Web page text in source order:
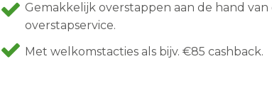
Gemakkelijk overstappen aan de hand van
overstapservice.
Met welkomstacties als bijv. €85 cashback.